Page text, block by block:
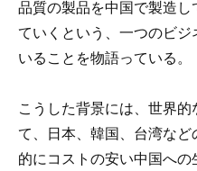
品質の製品を中国で製造
ていくという、一つのビ
いることを物語っている。
こうした背景には、世界
て、日本、韓国、台湾な
的にコストの安い中国へ